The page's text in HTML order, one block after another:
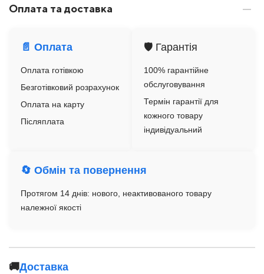
Оплата та доставка
📄 Оплата
Оплата готівкою
Безготівковий розрахунок
Оплата на карту
Післяплата
🛡️ Гарантія
100% гарантійне
обслуговування
Термін гарантії для
кожного товару
індивідуальний
🔄 Обмін та повернення
Протягом 14 днів: нового, неактивованого товару
належної якості
🚚Доставка